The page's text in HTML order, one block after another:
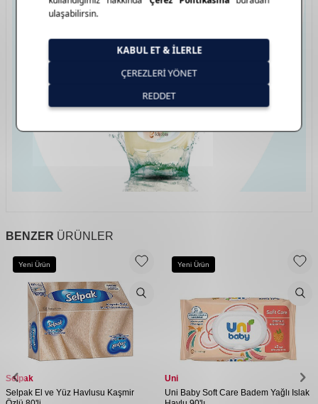
BENZER ÜRÜNLER
Yeni Ürün
Selpak
Selpak El ve Yüz Havlusu Kaşmir
Yeni Ürün
Uni
Uni Baby Soft Care Badem Yağlı Islak